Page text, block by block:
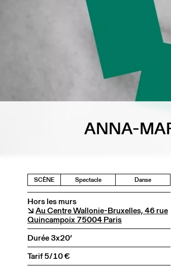
ANNA-
SCÈNE Spectacle Danse
Hors les murs
↘Au Centre Wallonie-Bruxelles, 46 rue
Quincampoix 75004 Paris
Durée 3x20’
Tarif 5/10 €